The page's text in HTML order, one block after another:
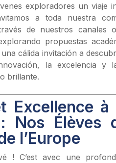
exploradores un viaje
a toda nuestra
de nuestros canales
propuestas
cálida invitación a
la excelencia y
brillante.
Excellence à
Nos Élèves
l’Europe
! C’est avec une